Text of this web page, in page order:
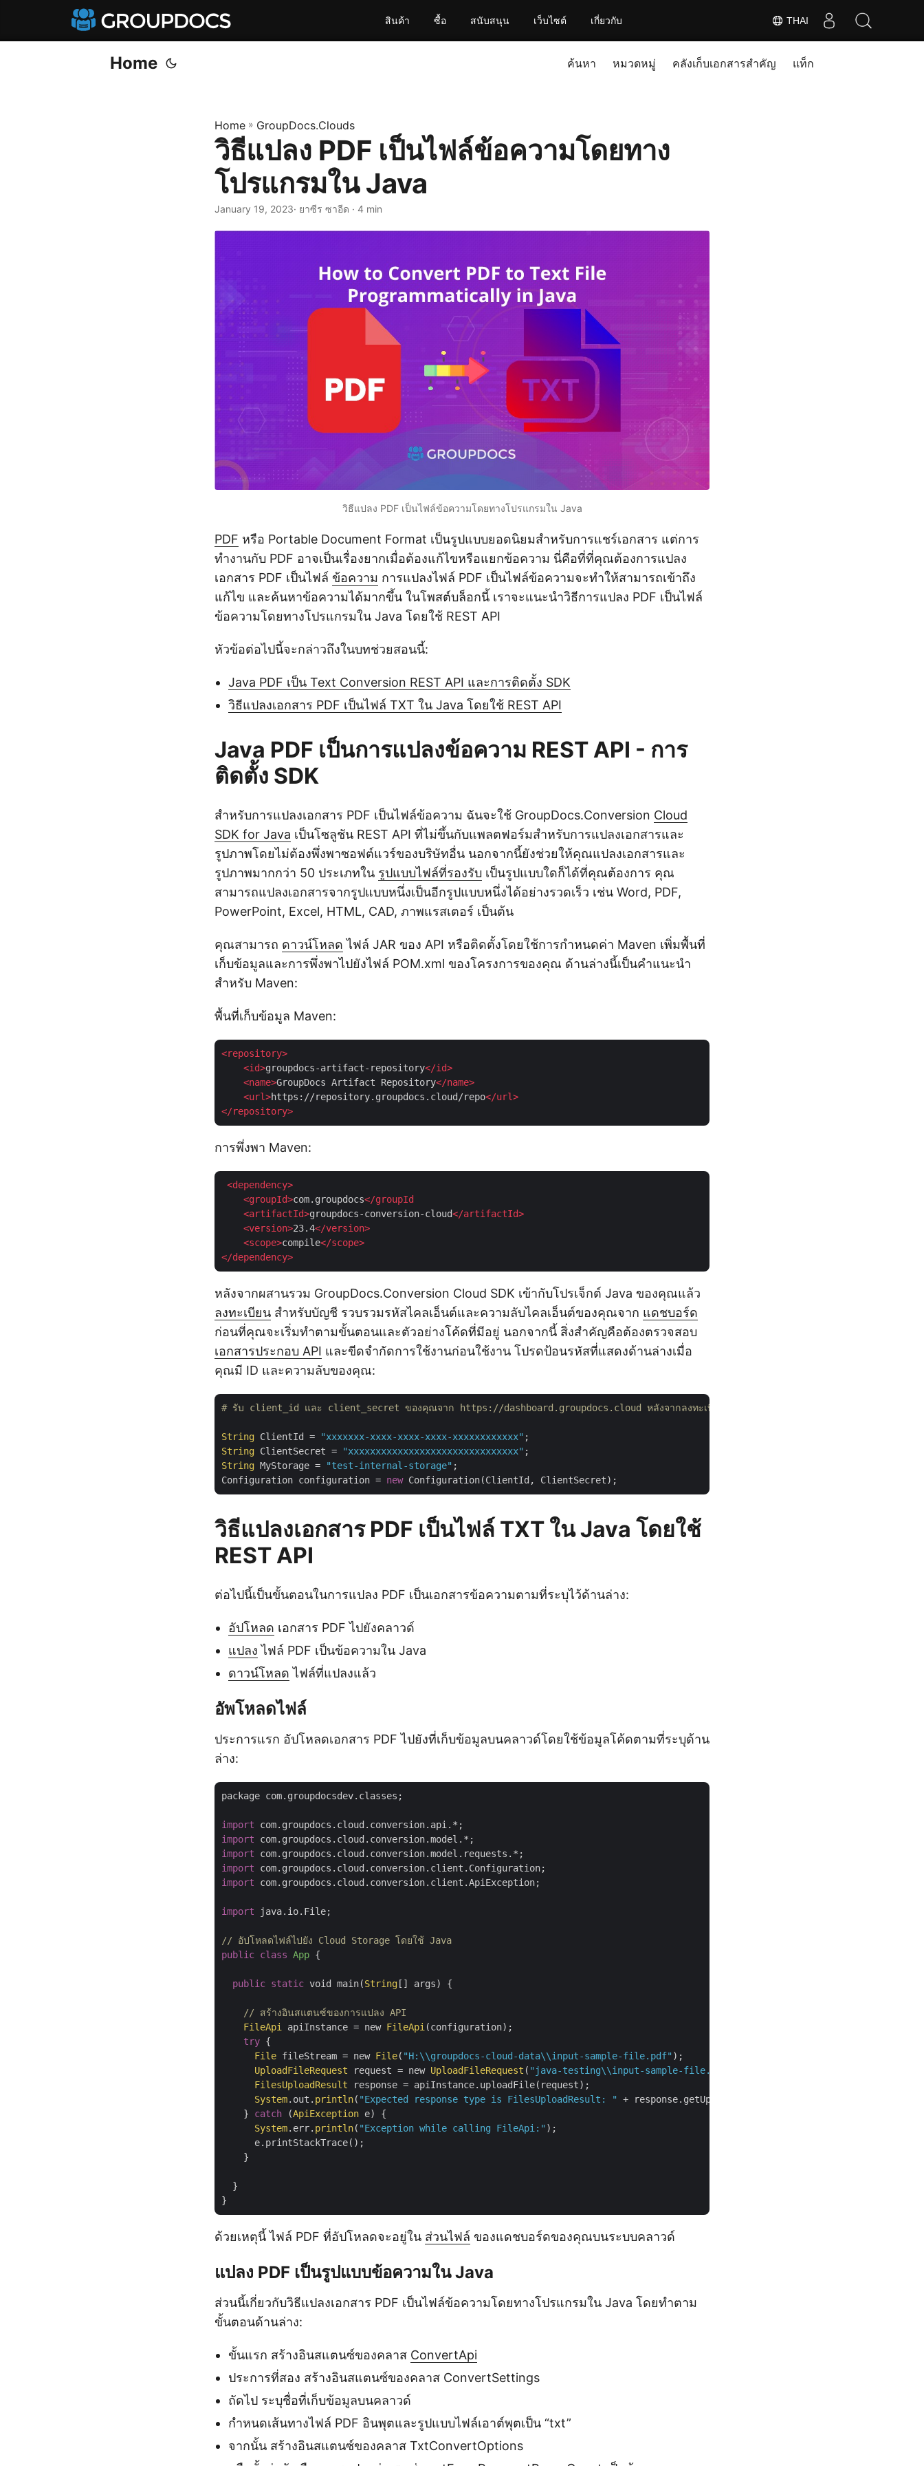
THAI
สินค้า ซื้อ สนับสนุน เว็บไซต์ เกี่ยวกับ
Home ค้นหา หมวดหมู่ คลังเก็บเอกสารสำคัญ แท็ก
Home » GroupDocs.Clouds
วิธีแปลง PDF เป็นไฟล์ข้อความโดยทาง
โปรแกรมใน Java
January 19, 2023· ยาซีร ซาอีด · 4 min
วิธีแปลง PDF เป็นไฟล์ข้อความโดยทางโปรแกรมใน Java
PDF หรือ Portable Document Format เป็นรูปแบบยอดนิยมสำหรับการแชร์เอกสาร แต่การ
ทำงานกับ PDF อาจเป็นเรื่องยากเมื่อต้องแก้ไขหรือแยกข้อความ นี่คือที่ที่คุณต้องการแปลง
เอกสาร PDF เป็นไฟล์ ข้อความ การแปลงไฟล์ PDF เป็นไฟล์ข้อความจะทำให้สามารถเข้าถึง
แก้ไข และค้นหาข้อความได้มากขึ้น ในโพสต์บล็อกนี้ เราจะแนะนำวิธีการแปลง PDF เป็นไฟล์
ข้อความโดยทางโปรแกรมใน Java โดยใช้ REST API
หัวข้อต่อไปนี้จะกล่าวถึงในบทช่วยสอนนี้:
Java PDF เป็น Text Conversion REST API และการติดตั้ง SDK
วิธีแปลงเอกสาร PDF เป็นไฟล์ TXT ใน Java โดยใช้ REST API
Java PDF เป็นการแปลงข้อความ REST API - การ
ติดตั้ง SDK
สำหรับการแปลงเอกสาร PDF เป็นไฟล์ข้อความ ฉันจะใช้ GroupDocs.Conversion Cloud
SDK for Java เป็นโซลูชัน REST API ที่ไม่ขึ้นกับแพลตฟอร์มสำหรับการแปลงเอกสารและ
รูปภาพโดยไม่ต้องพึ่งพาซอฟต์แวร์ของบริษัทอื่น นอกจากนี้ยังช่วยให้คุณแปลงเอกสารและ
รูปภาพมากกว่า 50 ประเภทใน รูปแบบไฟล์ที่รองรับ เป็นรูปแบบใดก็ได้ที่คุณต้องการ คุณ
สามารถแปลงเอกสารจากรูปแบบหนึ่งเป็นอีกรูปแบบหนึ่งได้อย่างรวดเร็ว เช่น Word, PDF,
PowerPoint, Excel, HTML, CAD, ภาพแรสเตอร์ เป็นต้น
คุณสามารถ ดาวน์โหลด ไฟล์ JAR ของ API หรือติดตั้งโดยใช้การกำหนดค่า Maven เพิ่มพื้นที่
เก็บข้อมูลและการพึ่งพาไปยังไฟล์ POM.xml ของโครงการของคุณ ด้านล่างนี้เป็นคำแนะนำ
สำหรับ Maven:
พื้นที่เก็บข้อมูล Maven:
<repository>
<id>groupdocs-artifact-repository</id>
<name>GroupDocs Artifact Repository</name>
<url>https://repository.groupdocs.cloud/repo</url>
</repository>
การพึ่งพา Maven:
<dependency>
<groupId>com.groupdocs</groupId
    <
artifactId>groupdocs-conversion-cloud</artifactId>
<version>23.4</version>
<scope>compile</scope>
</dependency>
หลังจากผสานรวม GroupDocs.Conversion Cloud SDK เข้ากับโปรเจ็กต์ Java ของคุณแล้ว
ลงทะเบียน สำหรับบัญชี รวบรวมรหัสไคลเอ็นต์และความลับไคลเอ็นต์ของคุณจาก แดชบอร์ด
ก่อนที่คุณจะเริ่มทำตามขั้นตอนและตัวอย่างโค้ดที่มีอยู่ นอกจากนี้ สิ่งสำคัญคือต้องตรวจสอบ
เอกสารประกอบ API และขีดจำกัดการใช้งานก่อนใช้งาน โปรดป้อนรหัสที่แสดงด้านล่างเมื่อ
คุณมี ID และความลับของคุณ:
# รับ client_id และ client_secret ของคุณจาก https://dashboard.groupdocs.cloud หลังจากลงทะเบียนฟรี
String ClientId = "xxxxxxx-xxxx-xxxx-xxxx-xxxxxxxxxxxx"
String ClientSecret = "xxxxxxxxxxxxxxxxxxxxxxxxxxxxxxx"
String MyStorage = "test-internal-storage" ;
Configuration configuration = new
วิธีแปลงเอกสาร PDF เป็นไฟล์ TXT ใน Java โดยใช้
REST API
ต่อไปนี้เป็นขั้นตอนในการแปลง PDF เป็นเอกสารข้อความตามที่ระบุไว้ด้านล่าง:
อัปโหลด เอกสาร PDF ไปยังคลาวด์
แปลง ไฟล์ PDF เป็นข้อความใน Java
ดาวน์โหลด ไฟล์ที่แปลงแล้ว
อัพโหลดไฟล์
ประการแรก อัปโหลดเอกสาร PDF ไปยังที่เก็บข้อมูลบนคลาวด์โดยใช้ข้อมูลโค้ดตามที่ระบุด้าน
ล่าง:
package com.groupdocsdev.classes;
import
import
import
import
import com.groupdocs.cloud.conversion.client.ApiException;
import java.io.File;
// อัปโหลดไฟล์ไปยัง Cloud Storage โดยใช้ Java
public class App {
public static void main(String [] args) {
// สร้างอินสแตนซ์ของการแปลง API
FileApi
apiInstance = new FileApi (configuration);
try {
File fileStream = new File( "H:\\groupdocs-cloud-data\\input-sample-file.pdf" );
UploadFileRequest request = new UploadFileRequest ( "java-testing\\input-sample-file.pdf"
FilesUploadResult response = apiInstance.uploadFile(request);
System.out. println( "Expected response type is FilesUploadResult: "
+ response.getUploaded().size());
    }
catch (ApiException e) {
System.err. println( "Exception while calling FileApi:" );
      e.printStackTrace();
    }
  }
ด้วยเหตุนี้ ไฟล์ PDF ที่อัปโหลดจะอยู่ใน ส่วนไฟล์ ของแดชบอร์ดของคุณบนระบบคลาวด์
แปลง PDF เป็นรูปแบบข้อความใน Java
ส่วนนี้เกี่ยวกับวิธีแปลงเอกสาร PDF เป็นไฟล์ข้อความโดยทางโปรแกรมใน Java โดยทำตาม
ขั้นตอนด้านล่าง:
ขั้นแรก สร้างอินสแตนซ์ของคลาส ConvertApi
ประการที่สอง สร้างอินสแตนซ์ของคลาส ConvertSettings
ถัดไป ระบุชื่อที่เก็บข้อมูลบนคลาวด์
กำหนดเส้นทางไฟล์ PDF อินพุตและรูปแบบไฟล์เอาต์พุตเป็น “txt”
จากนั้น สร้างอินสแตนซ์ของคลาส TxtConvertOptions